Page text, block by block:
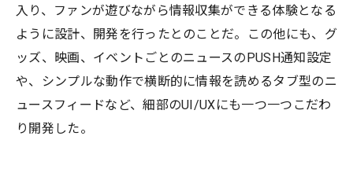
入り、ファンが遊びながら情報収集ができる体験となる
ように設計、開発を行ったとのことだ。この他にも、グ
ッズ、映画、イベントごとのニュースのPUSH通知設定
や、シンプルな動作で横断的に情報を読めるタブ型のニ
ュースフィードなど、細部のUI/UXにも一つ一つこだわ
り開発した。